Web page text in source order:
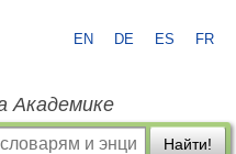
EN DE ES FR
Академике
Найти!